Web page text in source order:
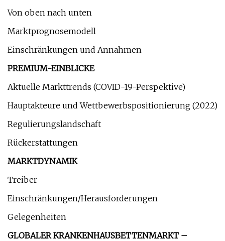
Von oben nach unten
Marktprognosemodell
Einschränkungen und Annahmen
PREMIUM-EINBLICKE
Aktuelle Markttrends (COVID-19-Perspektive)
Hauptakteure und Wettbewerbspositionierung (2022)
Regulierungslandschaft
Rückerstattungen
MARKTDYNAMIK
Treiber
Einschränkungen/Herausforderungen
Gelegenheiten
GLOBALER KRANKENHAUSBETTENMARKT –